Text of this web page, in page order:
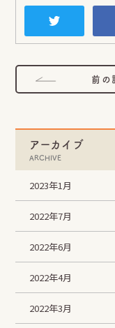
前の
アーカイブ
ARCHIVE
2023年1月
2022年7月
2022年6月
2022年4月
2022年3月